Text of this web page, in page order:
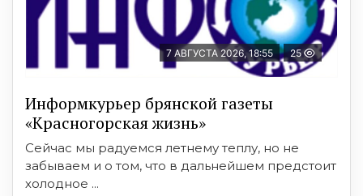
7 АВГУСТА 2026, 18:55 25
Информкурьер брянской газеты
«Красногорская жизнь»
Сейчас мы радуемся летнему теплу, но не
забываем и о том, что в дальнейшем предстоит
холодное ...